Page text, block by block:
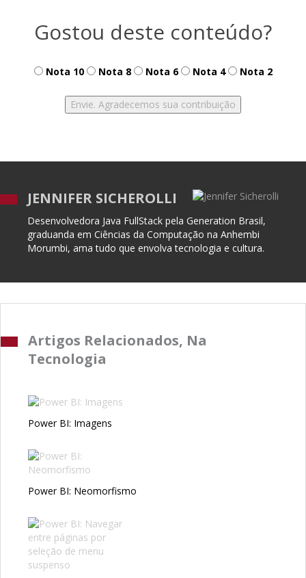
Gostou deste conteúdo?
Nota 10 Nota 8 Nota 6 Nota 4 Nota 2
JENNIFER SICHEROLLI
Desenvolvedora Java FullStack pela Generation Brasil,
graduanda em Ciências da Computação na Anhembi
Morumbi, ama tudo que envolva tecnologia e cultura.
Artigos Relacionados, Na
Tecnologia
Power BI: Imagens
Power BI: Neomorfismo